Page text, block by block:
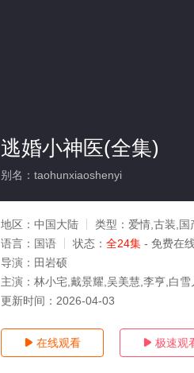
逃婚小神医(全集)
别名：taohunxiaoshenyi
地区： 中国大陆 类型： 爱情,古装,国
语言： 国语 状态： 全24集 - 免费在
导演： 田岩硕
主演： 林小宅,戴景耀,吴美慧,李亨,白
更新时间： 2026-04-03
 在线观看  极速观